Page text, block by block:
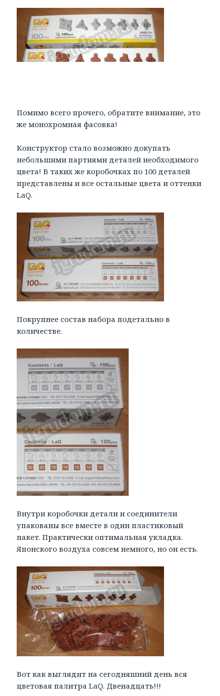
Помимо всего прочего, обратите внимание, это
же монохромная фасовка!
Конструктор стало возможно докупать
небольшими партиями деталей необходимого
цвета! В таких же коробочках по 100 деталей
представлены и все остальные цвета и оттенки
LaQ.
Покрупнее состав набора подетально в
количестве.
Внутри коробочки детали и соединители
упакованы все вместе в один пластиковый
пакет. Практически оптимальная укладка.
Японского воздуха совсем немного, но он есть.
Вот как выглядит на сегодняшний день вся
цветовая палитра LaQ. Двенадцать!!!